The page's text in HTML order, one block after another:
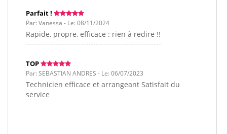
Parfait !
Par: Vanessa - Le: 08/11/2024
Rapide, propre, efficace : rien à redire !!
TOP
Par: SEBASTIAN ANDRES - Le: 06/07/2023
Technicien efficace et arrangeant Satisfait du
service